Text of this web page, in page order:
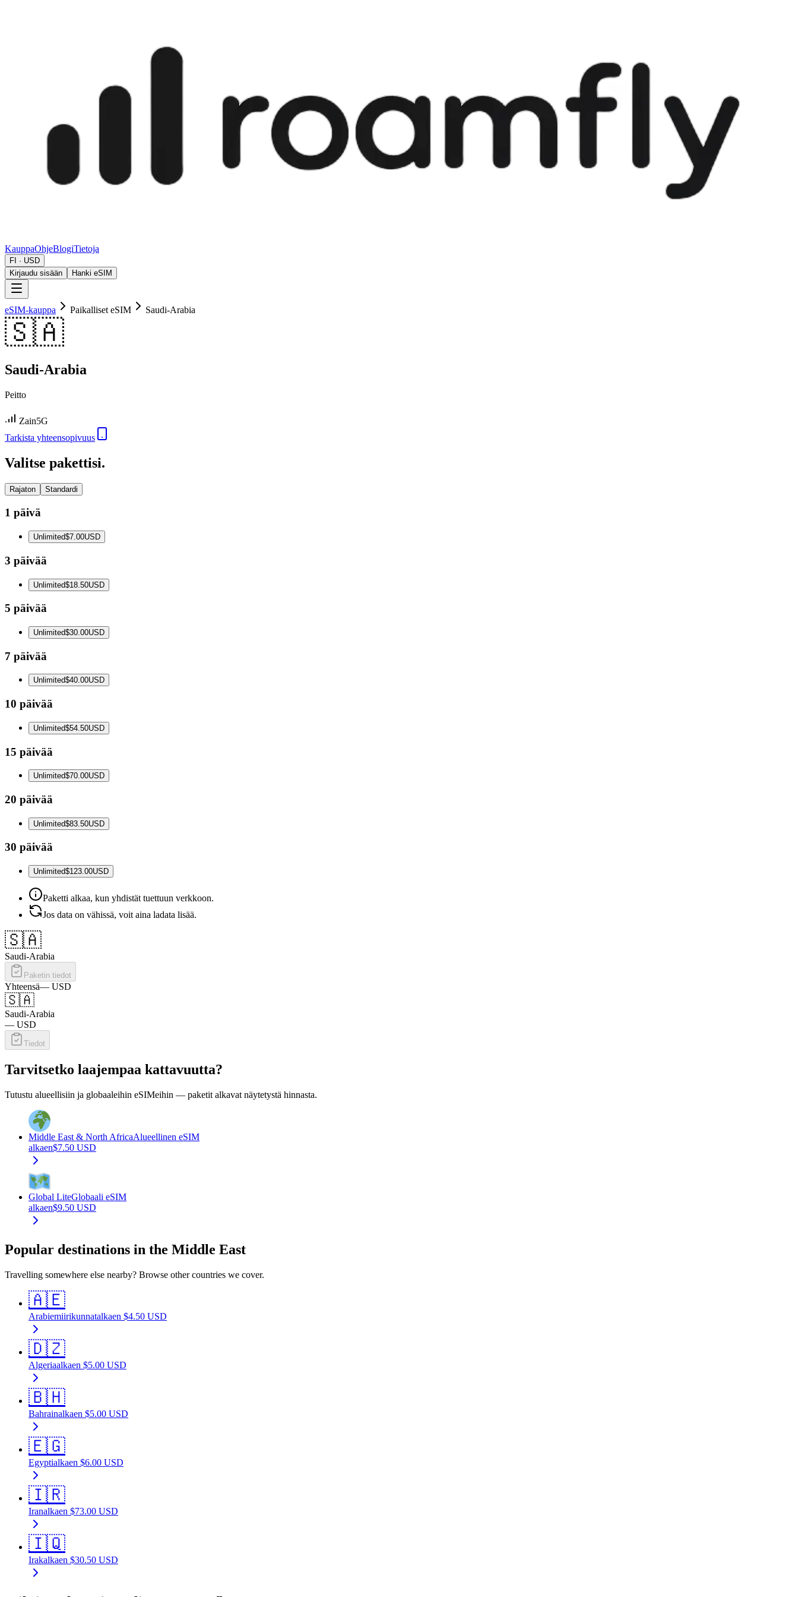
KauppaOhjeBlogiTietoja
FI · USD
Kirjaudu sisään
Hanki eSIM
eSIM-kauppa Paikalliset eSIM Saudi-Arabia
🇸🇦
Saudi-Arabia
Peitto
Zain5G
Tarkista yhteensopivuus
Valitse pakettisi.
Rajaton Standardi
1 päivä
Unlimited$7.00USD
3 päivää
Unlimited$18.50USD
5 päivää
Unlimited$30.00USD
7 päivää
Unlimited$40.00USD
10 päivää
Unlimited$54.50USD
15 päivää
Unlimited$70.00USD
20 päivää
Unlimited$83.50USD
30 päivää
Unlimited$123.00USD
Paketti alkaa, kun yhdistät tuettuun verkkoon.
Jos data on vähissä, voit aina ladata lisää.
🇸🇦
Saudi-Arabia
Paketin tiedot
Yhteensä— USD
🇸🇦
Saudi-Arabia
— USD
Tiedot
Tarvitsetko laajempaa kattavuutta?
Tutustu alueellisiin ja globaaleihin eSIMeihin — paketit alkavat näytetystä hinnasta.
Middle East & North AfricaAlueellinen eSIM
alkaen$7.50 USD
Global LiteGlobaali eSIM
alkaen$9.50 USD
Popular destinations in the Middle East
Travelling somewhere else nearby? Browse other countries we cover.
🇦🇪
Arabiemiirikunnatalkaen $4.50 USD
🇩🇿
Algeriaalkaen $5.00 USD
🇧🇭
Bahrainalkaen $5.00 USD
🇪🇬
Egyptialkaen $6.00 USD
🇮🇷
Iranalkaen $73.00 USD
🇮🇶
Irakalkaen $30.50 USD